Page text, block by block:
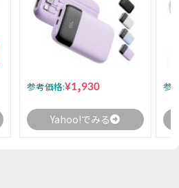
参考価格:¥1,930
Yahoo!でみる
参